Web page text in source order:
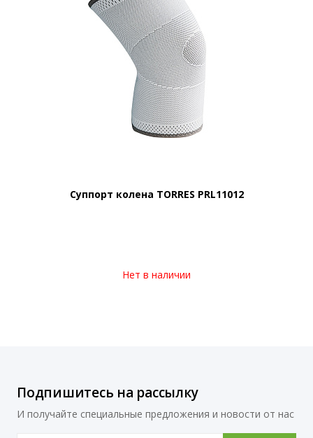
Суппорт колена TORRES PRL11012
Нет в наличии
Подпишитесь на рассылку
И получайте специальные предложения и новости от нас